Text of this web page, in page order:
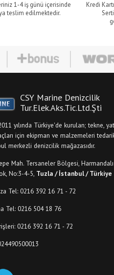
1-4 iş günü içerisinde
teslim edilmektedir.
Kredi
CSY Marine Denizcilik
Tur.Elek.Aks.Tic.Ltd.Şti
yılında Türkiye'de kurulan; tekne,
için ekipman ve malzemeleri
merkezli denizcilik mağazasıdır.
Mah. Tersaneler Bölgesi,
No:3-4-5, Tuzla / İstanbul / Türkiye
Tel: 0216 392 16 71 - 72
Tel: 0216 504 18 76
0216 392 16 71 - 72